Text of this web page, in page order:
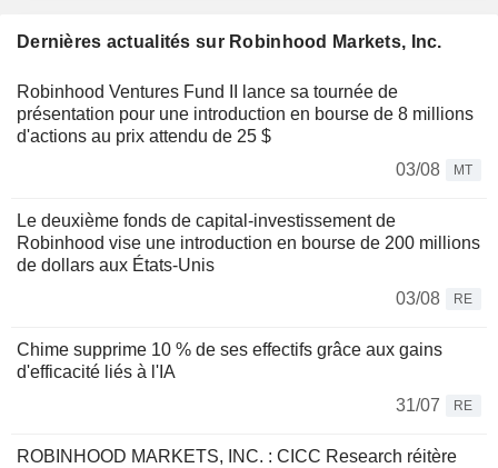
Dernières actualités sur Robinhood Markets, Inc.
Robinhood Ventures Fund II lance sa tournée de
présentation pour une introduction en bourse de 8 millions
d'actions au prix attendu de 25 $
03/08
MT
Le deuxième fonds de capital-investissement de
Robinhood vise une introduction en bourse de 200 millions
de dollars aux États-Unis
03/08
RE
Chime supprime 10 % de ses effectifs grâce aux gains
d'efficacité liés à l'IA
31/07
RE
ROBINHOOD MARKETS, INC. : CICC Research réitère